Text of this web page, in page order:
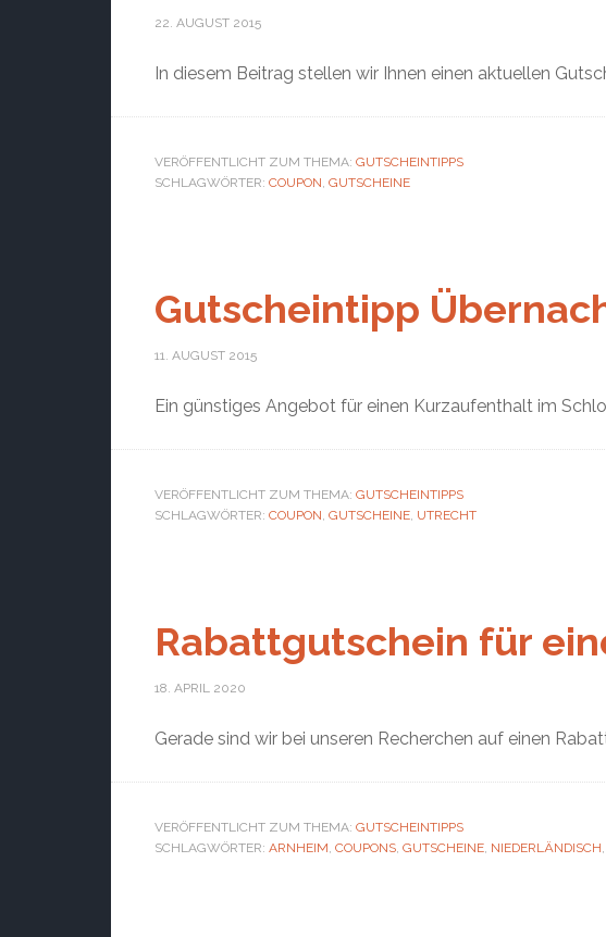
22. AUGUST 2015
In diesem Beitrag stellen wir Ihnen einen aktuellen
VERÖFFENTLICHT ZUM THEMA: GUTSCHEINTIPPS
SCHLAGWÖRTER: COUPON, GUTSCHEINE
Gutscheintipp
11. AUGUST 2015
Ein günstiges Angebot für einen Kurzaufenthalt im
VERÖFFENTLICHT ZUM THEMA: GUTSCHEINTIPPS
SCHLAGWÖRTER: COUPON, GUTSCHEINE, UTRECHT
Rabattgutschein für
18. APRIL 2020
Gerade sind wir bei unseren Recherchen auf einen
VERÖFFENTLICHT ZUM THEMA: GUTSCHEINTIPPS
SCHLAGWÖRTER: ARNHEIM, COUPONS, GUTSCHEINE, NIEDERLÄNDISCH,